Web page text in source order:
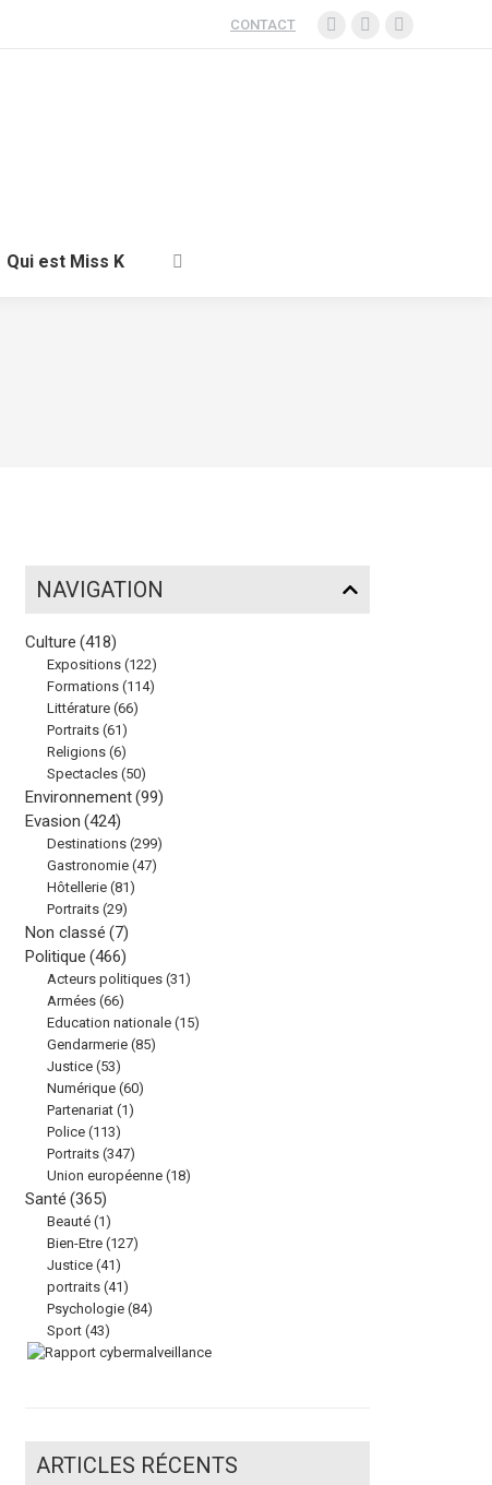
CONTACT
Qui est Miss K
NAVIGATION
Culture (418)
Expositions (122)
Formations (114)
Littérature (66)
Portraits (61)
Religions (6)
Spectacles (50)
Environnement(99)
Evasion (424)
Destinations (299)
Gastronomie (47)
Hôtellerie (81)
Portraits (29)
Non classé (7)
Politique (466)
Acteurs politiques (31)
Armées (66)
Education nationale (15)
Gendarmerie (85)
Justice (53)
Numérique (60)
Partenariat (1)
Police (113)
Portraits (347)
Union européenne (18)
Santé (365)
Beauté (1)
Bien-Etre (127)
Justice (41)
portraits (41)
Psychologie (84)
Sport (43)
ARTICLES RÉCENTS